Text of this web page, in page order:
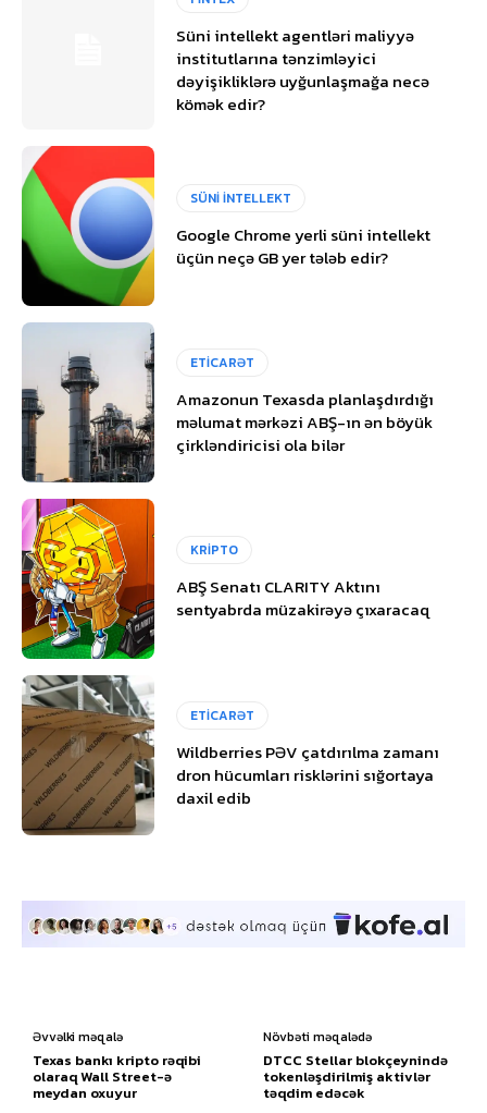
Süni intellekt agentləri maliyyə
institutlarına tənzimləyici
dəyişikliklərə uyğunlaşmağa necə
kömək edir?
SÜNİ İNTELLEKT
Google Chrome yerli süni intellekt
üçün neçə GB yer tələb edir?
ETİCARƏT
Amazonun Texasda planlaşdırdığı
məlumat mərkəzi ABŞ-ın ən böyük
çirkləndiricisi ola bilər
KRİPTO
ABŞ Senatı CLARITY Aktını
sentyabrda müzakirəyə çıxaracaq
ETİCARƏT
Wildberries PƏV çatdırılma zamanı
dron hücumları risklərini sığortaya
daxil edib
Əvvəlki məqalə
Texas bankı kripto rəqibi
olaraq Wall Street-ə
meydan oxuyur
Növbəti məqalədə
DTCC Stellar blokçeynində
tokenləşdirilmiş aktivlər
təqdim edəcək